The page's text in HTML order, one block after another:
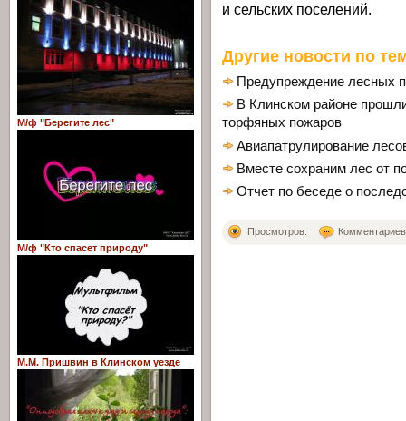
и сельских поселений.
Другие новости по
Предупреждение лесных
В Клинском районе
торфяных пожаров
Авиапатрулирование
Вместе сохраним лес от
Отчет по беседе о
Просмотров:
М/ф "Берегите лес"
М/ф "Кто спасет природу"
М.М. Пришвин в Клинском уезде